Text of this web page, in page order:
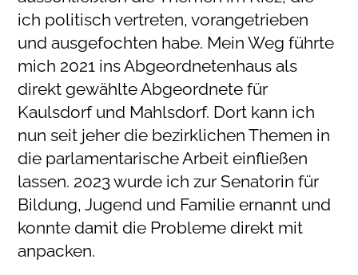
ich politisch vertreten, vorangetrieben
und ausgefochten habe. Mein Weg führte
mich 2021 ins Abgeordnetenhaus als
direkt gewählte Abgeordnete für
Kaulsdorf und Mahlsdorf. Dort kann ich
nun seit jeher die bezirklichen Themen in
die parlamentarische Arbeit einfließen
lassen. 2023 wurde ich zur Senatorin für
Bildung, Jugend und Familie ernannt und
konnte damit die Probleme direkt mit
anpacken.